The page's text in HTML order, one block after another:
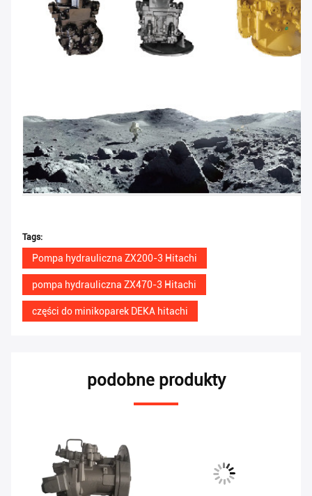
Tags:
Pompa hydrauliczna ZX200-3 Hitachi
pompa hydrauliczna ZX470-3 Hitachi
części do minikoparek DEKA hitachi
podobne produkty